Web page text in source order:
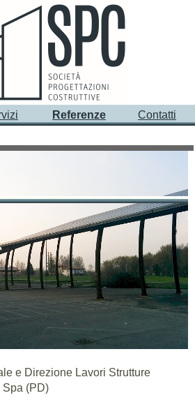
Referenze Contatti
su parcheggio palasport
e Direzione Lavori Strutture
Spa (PD)
parcheggio stadio Euganeo
e Direzione Lavori Strutture
Spa (PD)